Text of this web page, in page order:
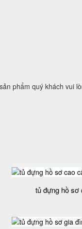
phẩm quý khách vui
tủ đựng hồ sơ